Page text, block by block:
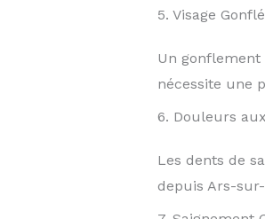
5. Visage
Un
nécessite une
6. Douleurs
Les dents de
depuis Ars-